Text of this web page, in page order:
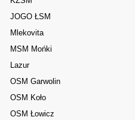
JOGO ŁSM
Mlekovita
MSM Mońki
Lazur
OSM Garwolin
OSM Koło
OSM Łowicz